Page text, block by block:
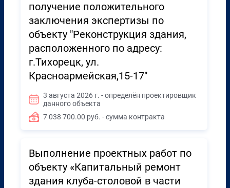
получение положительного
заключения экспертизы по
объекту "Реконструкция здания,
расположенного по адресу:
г.Тихорецк, ул.
Красноармейская,15-17"
3 августа 2026 г. - определён проектировщик
данного объекта
7 038 700.00 руб. - сумма контракта
Выполнение проектных работ по
объекту «Капитальный ремонт
здания клуба-столовой в части